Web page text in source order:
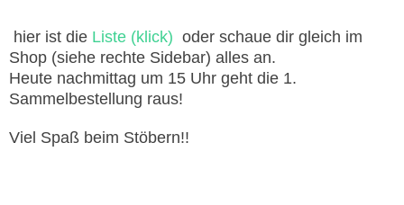
hier ist die Liste (klick) oder schaue dir gleich im
Shop (siehe rechte Sidebar) alles an.
Heute nachmittag um 15 Uhr geht die 1.
Sammelbestellung raus!
Viel Spaß beim Stöbern!!